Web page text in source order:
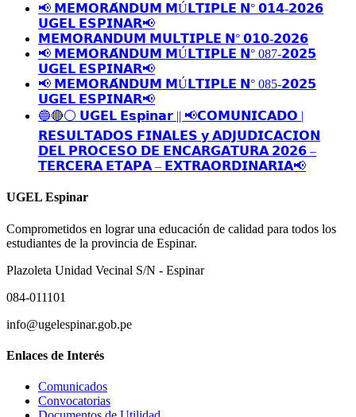
📢 𝗠𝗘𝗠𝗢𝗥𝗔́𝗡𝗗𝗨𝗠 𝗠Ú𝗟𝗧𝗜𝗣𝗟𝗘 𝗡° 𝟬𝟭𝟰-𝟮𝟬𝟮𝟲
𝗨𝗚𝗘𝗟 𝗘𝗦𝗣𝗜𝗡𝗔𝗥📢
𝗠𝗘𝗠𝗢𝗥𝗔𝗡𝗗𝗨𝗠 𝗠𝗨𝗟𝗧𝗜𝗣𝗟𝗘 𝗡° 𝟬𝟭𝟬-𝟮𝟬𝟮𝟲
📢 𝗠𝗘𝗠𝗢𝗥𝗔́𝗡𝗗𝗨𝗠 𝗠Ú𝗟𝗧𝗜𝗣𝗟𝗘 𝗡° 087-𝟮𝟬𝟮𝟱
𝗨𝗚𝗘𝗟 𝗘𝗦𝗣𝗜𝗡𝗔𝗥📢
📢 𝗠𝗘𝗠𝗢𝗥𝗔́𝗡𝗗𝗨𝗠 𝗠Ú𝗟𝗧𝗜𝗣𝗟𝗘 𝗡° 085-𝟮𝟬𝟮𝟱
𝗨𝗚𝗘𝗟 𝗘𝗦𝗣𝗜𝗡𝗔𝗥📢
🔵🔴⚪️ 𝗨𝗚𝗘𝗟 𝗘𝘀𝗽𝗶𝗻𝗮𝗿 || 📢𝗖𝗢𝗠𝗨𝗡𝗜𝗖𝗔𝗗𝗢 |
𝗥𝗘𝗦𝗨𝗟𝗧𝗔𝗗𝗢𝗦 𝗙𝗜𝗡𝗔𝗟𝗘𝗦 𝘆 𝗔𝗗𝗝𝗨𝗗𝗜𝗖𝗔𝗖𝗜𝗢𝗡
𝗗𝗘𝗟 𝗣𝗥𝗢𝗖𝗘𝗦𝗢 𝗗𝗘 𝗘𝗡𝗖𝗔𝗥𝗚𝗔𝗧𝗨𝗥𝗔 𝟮𝟬𝟮𝟲 –
𝗧𝗘𝗥𝗖𝗘𝗥𝗔 𝗘𝗧𝗔𝗣𝗔 – 𝗘𝗫𝗧𝗥𝗔𝗢𝗥𝗗𝗜𝗡𝗔𝗥𝗜𝗔📢
UGEL Espinar
Comprometidos en lograr una educación de calidad para todos los
estudiantes de la provincia de Espinar.
Plazoleta Unidad Vecinal S/N - Espinar
084-011101
info@ugelespinar.gob.pe
Enlaces de Interés
Comunicados
Convocatorias